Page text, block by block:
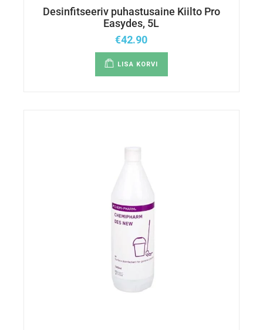
Desinfitseeriv puhastusaine Kiilto Pro
Easydes, 5L
€42.90
LISA KORVI